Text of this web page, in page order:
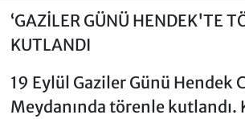
‘GAZİLER GÜNÜ HENDEK'TE
KUTLANDI
19 Eylül Gaziler Günü Hendek
Meydanında törenle kutlandı.